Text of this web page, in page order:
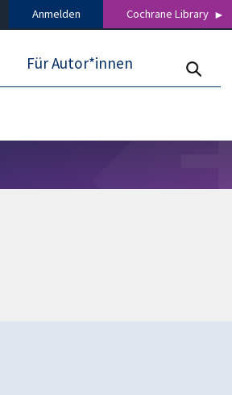
Anmelden Cochrane Library
Für Autor*innen